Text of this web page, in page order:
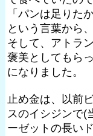
「パンは足りたか
という言葉から
そして、アトラ
褒美としてもら
になりました。
止め金は、以前
スのイシジンで(
ーゼットの長い